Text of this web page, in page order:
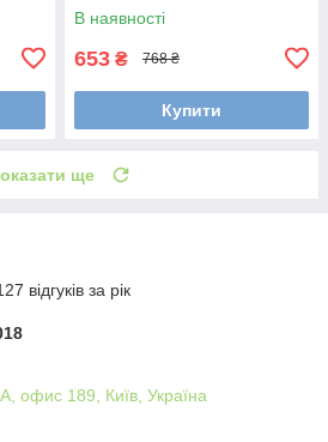
В наявності
653 ₴ 768 ₴
Купити
ще
відгуків за рік
офис 189, Київ, Україна